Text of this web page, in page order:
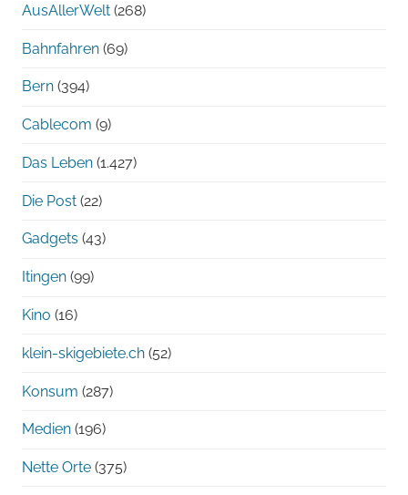
AusAllerWelt (268)
Bahnfahren (69)
Bern (394)
Cablecom (9)
Das Leben (1.427)
Die Post (22)
Gadgets (43)
Itingen (99)
Kino (16)
klein-skigebiete.ch (52)
Konsum (287)
Medien (196)
Nette Orte (375)